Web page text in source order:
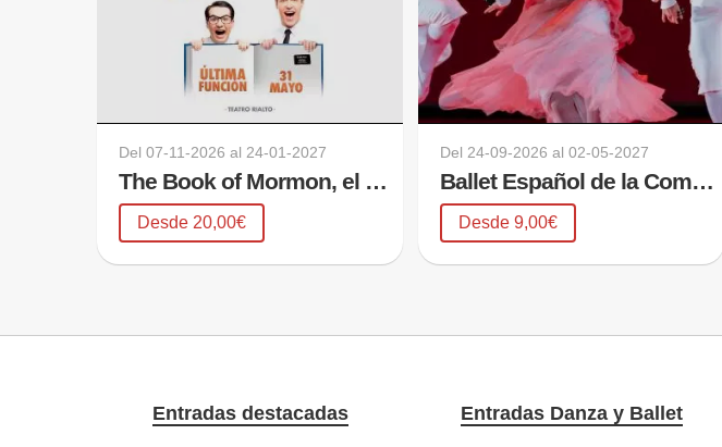
Del07-11-2026 al24-01-2027
The Book of Mormon, el musical
Desde 20,00€
Del24-09-2026 al02-05-2027
Ballet Español de la Comunidad de Madrid
Desde 9,00€
Entradas destacadas Entradas Danza y Ballet